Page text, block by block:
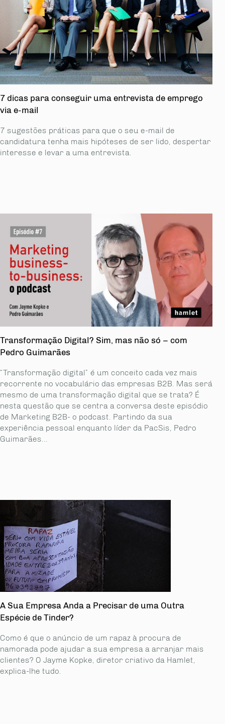
7 dicas para conseguir uma entrevista de emprego
via e-mail
7 sugestões práticas para que o seu e-mail de
candidatura tenha mais hipóteses de ser lido, despertar
interesse e levar a uma entrevista.
Transformação Digital? Sim, mas não só – com
Pedro Guimarães
“Transformação digital” é um conceito cada vez mais
recorrente no vocabulário das empresas B2B. Mas será
mesmo de uma transformação digital que se trata? É
nesta questão que se centra a conversa deste episódio
de Marketing B2B- o podcast. Partindo da sua
experiência pessoal enquanto líder da PacSis, Pedro
Guimarães...
A Sua Empresa Anda a Precisar de uma Outra
Espécie de Tinder?
Como é que o anúncio de um rapaz à procura de
namorada pode ajudar a sua empresa a arranjar mais
clientes? O Jayme Kopke, diretor criativo da Hamlet,
explica-lhe tudo.